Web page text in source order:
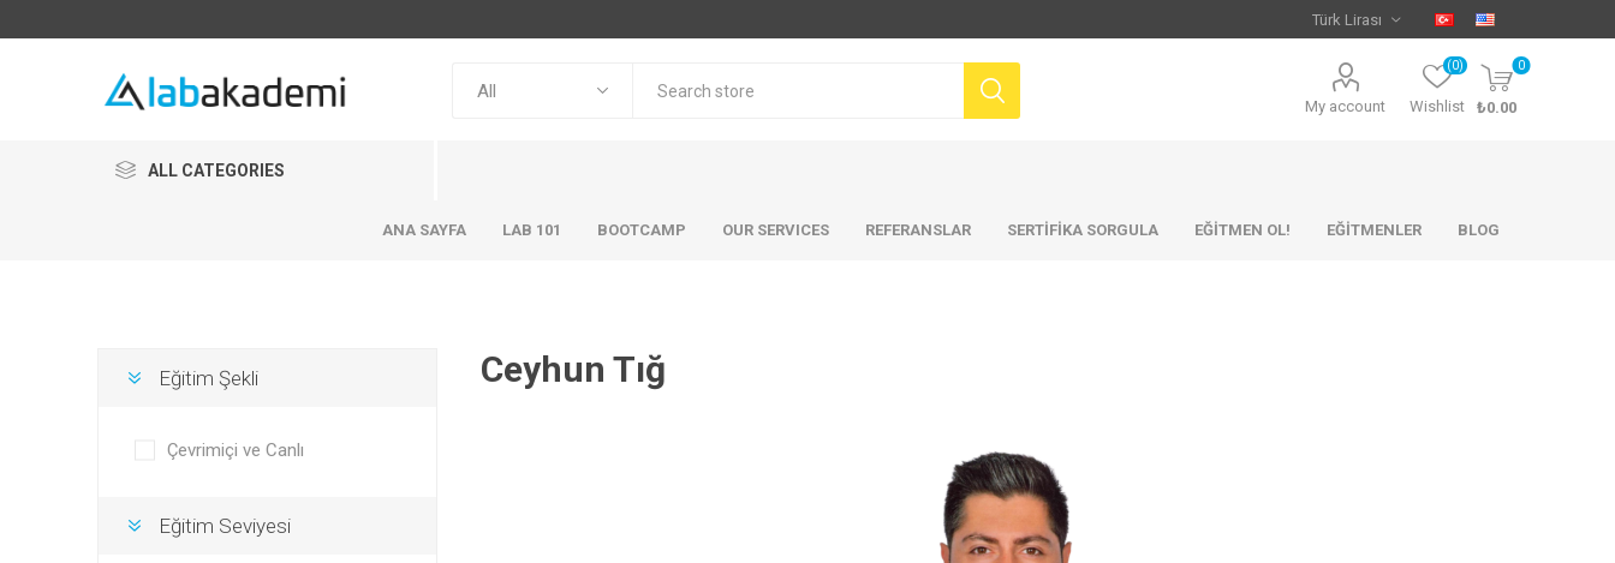
My account Wishlist
(0) 0
₺0.00
ALL CATEGORIES
ANA SAYFA LAB 101 BOOTCAMP OUR SERVICES REFERANSLAR SERTİFİKA SORGULA EĞİTMEN OL! EĞİTMENLER BLOG
Ceyhun Tığ
Eğitim Şekli
Çevrimiçi ve Canlı
Eğitim Seviyesi